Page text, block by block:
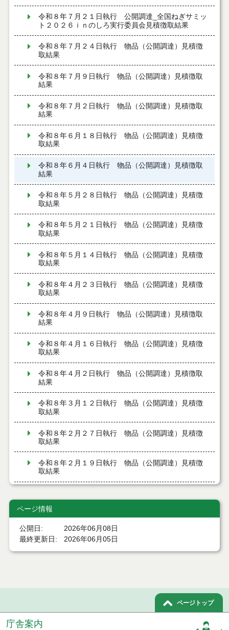
令和８年７月２１日執行 公開調達_全国ねぎサミッ
ト２０２６ｉｎのしろ実行委員会見積徴取結果
令和８年７月２４日執行 物品（公開調達）見積徴
取結果
令和８年７月９日執行 物品（公開調達）見積徴取
結果
令和８年７月２日執行 物品（公開調達）見積徴取
結果
令和８年６月１８日執行 物品（公開調達）見積徴
取結果
令和８年６月４日執行 物品（公開調達）見積徴取
結果
令和８年５月２８日執行 物品（公開調達）見積徴
取結果
令和８年５月２１日執行 物品（公開調達）見積徴
取結果
令和８年５月１４日執行 物品（公開調達）見積徴
取結果
令和８年４月２３日執行 物品（公開調達）見積徴
取結果
令和８年４月９日執行 物品（公開調達）見積徴取
結果
令和８年４月１６日執行 物品（公開調達）見積徴
取結果
令和８年４月２日執行 物品（公開調達）見積徴取
結果
令和８年３月１２日執行 物品（公開調達）見積徴
取結果
令和８年２月２７日執行 物品（公開調達）見積徴
取結果
令和８年２月１９日執行 物品（公開調達）見積徴
取結果
取結果
結果
令和８年１月２９日執行 物品（公開調達）見積徴
取結果
令和８年１月１６日執行 物品（公開調達）見積徴
取結果
ページ情報
公開日
2026年06月08日
最終更新日
2026年06月05日
ページトップ
庁舎案内